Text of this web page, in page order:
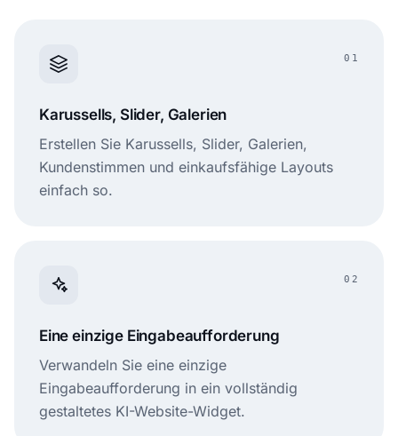
01
Karussells, Slider, Galerien
Erstellen Sie Karussells, Slider, Galerien,
Kundenstimmen und einkaufsfähige Layouts
einfach so.
02
Eine einzige Eingabeaufforderung
Verwandeln Sie eine einzige
Eingabeaufforderung in ein vollständig
gestaltetes KI-Website-Widget.